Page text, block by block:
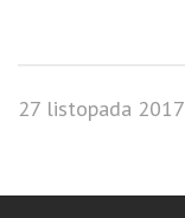
27 listopada 2017